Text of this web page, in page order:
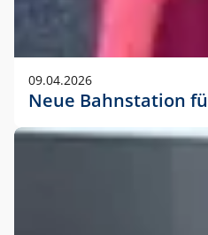
09.04.2026
Neue Bahnstation